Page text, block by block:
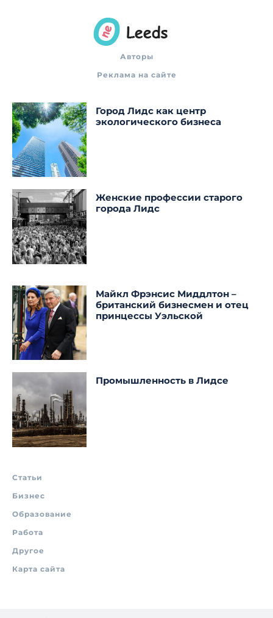
Авторы
Реклама на сайте
Город Лидс как центр
экологического бизнеса
Женские профессии старого
города Лидс
Майкл Фрэнсис Миддлтон –
британский бизнесмен и отец
принцессы Уэльской
Промышленность в Лидсе
Статьи
Бизнес
Образование
Работа
Другое
Карта сайта